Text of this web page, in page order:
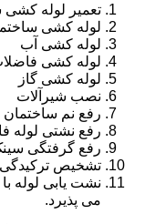
تعمیر لوله کشی
لوله کشی
لوله کشی آب
لوله کشی
لوله کشی گاز
نصب شیرآلات
رفع نم ساختمان
رفع نشتی لوله
رفع گرفتگی
تشخیص ترکیدگی
نشت یابی لوله
می پذیرد.